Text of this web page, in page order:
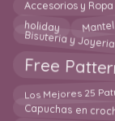
Accesorios y
holiday
Bisuteria y
Free
Los Mejores 25
Capuchas en